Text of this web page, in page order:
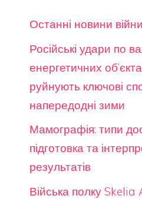
Останні новини
Російські удари по
енергетичних
руйнують ключові
напередодні зими
Мамографія: типи
підготовка та
результатів
Війська полку